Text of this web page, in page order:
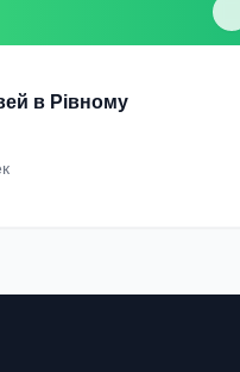
в Рівному